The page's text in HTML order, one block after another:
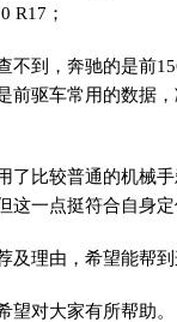
R17；
不到，奔驰的是前
前驱车常用的数据
了比较普通的机械
这一点挺符合自身定
及理由，希望能帮到
望对大家有所帮助。